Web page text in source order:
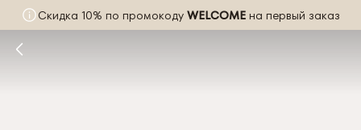
Скидка 10% по промокоду WELCOME на первый заказ